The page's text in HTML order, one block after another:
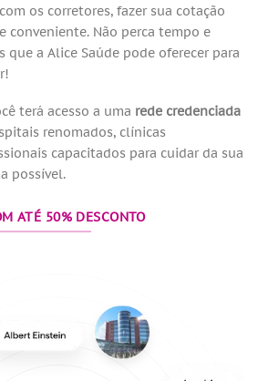
os corretores, fazer sua cotação
conveniente. Não perca tempo e
que a Alice Saúde pode oferecer para
terá acesso a uma rede credenciada
renomados, clínicas
capacitados para cuidar da sua
possível.
ATÉ 50% DESCONTO